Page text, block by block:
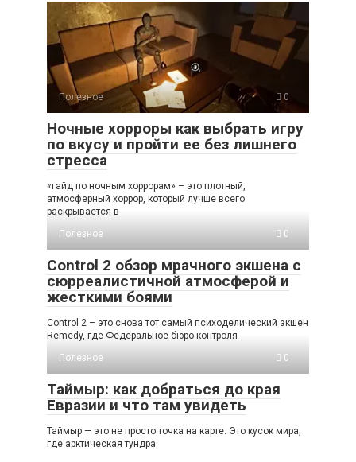
Полезное 0
Ночные хорроры как выбрать игру
по вкусу и пройти ее без лишнего
стресса
«гайд по ночным хоррорам» – это плотный,
атмосферный хоррор, который лучше всего
раскрывается в
Полезное
0
Control 2 обзор мрачного экшена с
сюрреалистичной атмосферой и
жесткими боями
Control 2 – это снова тот самый психоделический экшен
Remedy, где Федеральное бюро контроля
Полезное
0
Таймыр: как добраться до края
Евразии и что там увидеть
Таймыр — это не просто точка на карте. Это кусок мира,
где арктическая тундра